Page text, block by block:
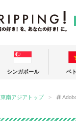
シンガポール ベ
東南アジアトップ